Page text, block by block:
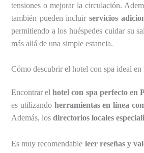
tensiones o mejorar la circulación.
también pueden incluir servicios
permitiendo a los huéspedes cuidar su
más allá de una simple estancia.
Cómo descubrir el hotel con spa ideal en
Encontrar elhotel con spa perfecto en
es utilizando herramientas en línea
Además, los directorios locales
Es muy recomendable leer reseñas y